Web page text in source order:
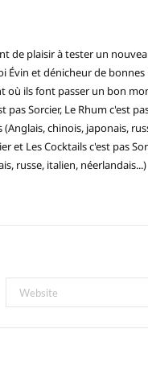
de plaisir à tester un
Évin et dénicheur de bonnes
où ils font passer un bon
pas Sorcier, Le Rhum c'est
chinois, japonais,
et Les Cocktails c'est pas
russe, italien, néerlandais...)